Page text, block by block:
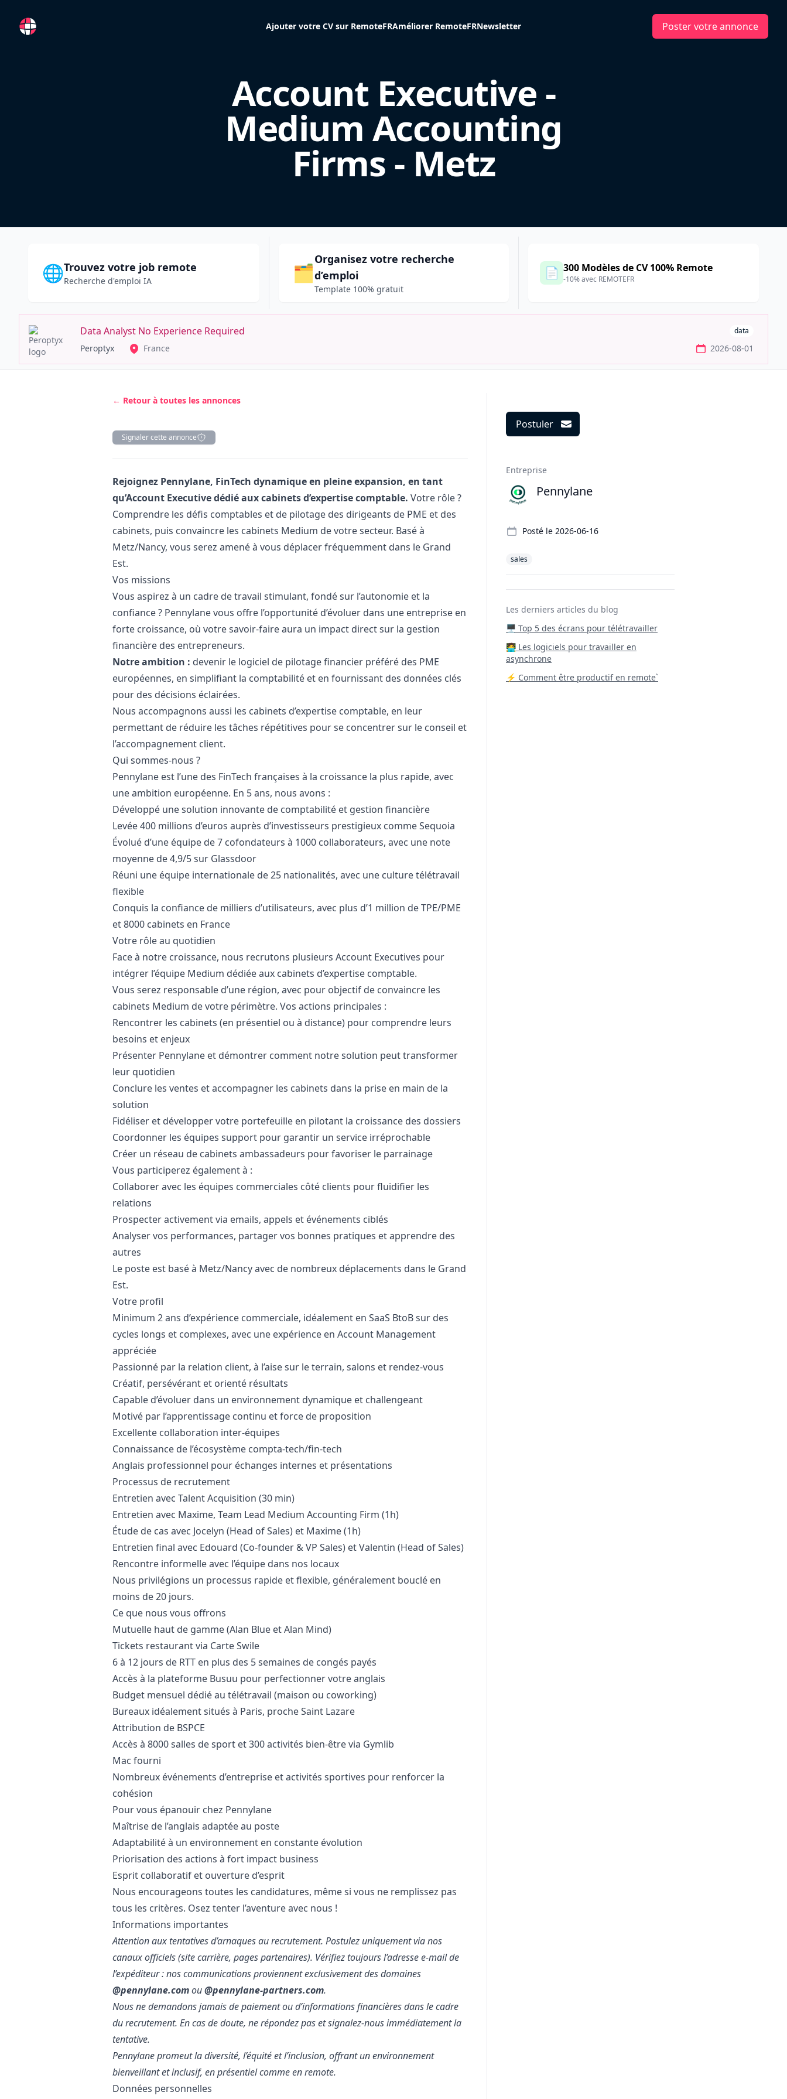
RemoteFR Ajouter votre CV sur RemoteFRAméliorer RemoteFRNewsletter Poster votre annonce
Account Executive -
Medium Accounting
Firms - Metz
🌐Trouvez votre job remote
Recherche d'emploi IA 🗂️
Organisez votre recherche
d’emploi
Template 100% gratuit
📄 300 Modèles de CV 100% Remote
-10% avec REMOTEFR
Data Analyst No Experience Required data
Peroptyx France 2026-08-01
← Retour à toutes les annonces
Signaler cette annonce
Description
Rejoignez Pennylane, FinTech dynamique en pleine expansion, en tant
qu’Account Executive dédié aux cabinets d’expertise comptable. Votre rôle ?
Comprendre les défis comptables et de pilotage des dirigeants de PME et des
cabinets, puis convaincre les cabinets Medium de votre secteur. Basé à
Metz/Nancy, vous serez amené à vous déplacer fréquemment dans le Grand
Est.
Vos missions
Vous aspirez à un cadre de travail stimulant, fondé sur l’autonomie et la
confiance ? Pennylane vous offre l’opportunité d’évoluer dans une entreprise en
forte croissance, où votre savoir-faire aura un impact direct sur la gestion
financière des entrepreneurs.
Notre ambition : devenir le logiciel de pilotage financier préféré des PME
européennes, en simplifiant la comptabilité et en fournissant des données clés
pour des décisions éclairées.
Nous accompagnons aussi les cabinets d’expertise comptable, en leur
permettant de réduire les tâches répétitives pour se concentrer sur le conseil et
l’accompagnement client.
Qui sommes-nous ?
Pennylane est l’une des FinTech françaises à la croissance la plus rapide, avec
une ambition européenne. En 5 ans, nous avons :
Développé une solution innovante de comptabilité et gestion financière
Levée 400 millions d’euros auprès d’investisseurs prestigieux comme Sequoia
Évolué d’une équipe de 7 cofondateurs à 1000 collaborateurs, avec une note
moyenne de 4,9/5 sur Glassdoor
Réuni une équipe internationale de 25 nationalités, avec une culture télétravail
flexible
Conquis la confiance de milliers d’utilisateurs, avec plus d’1 million de TPE/PME
et 8000 cabinets en France
Votre rôle au quotidien
Face à notre croissance, nous recrutons plusieurs Account Executives pour
intégrer l’équipe Medium dédiée aux cabinets d’expertise comptable.
Vous serez responsable d’une région, avec pour objectif de convaincre les
cabinets Medium de votre périmètre. Vos actions principales :
Rencontrer les cabinets (en présentiel ou à distance) pour comprendre leurs
besoins et enjeux
Présenter Pennylane et démontrer comment notre solution peut transformer
leur quotidien
Conclure les ventes et accompagner les cabinets dans la prise en main de la
solution
Fidéliser et développer votre portefeuille en pilotant la croissance des dossiers
Coordonner les équipes support pour garantir un service irréprochable
Créer un réseau de cabinets ambassadeurs pour favoriser le parrainage
Vous participerez également à :
Collaborer avec les équipes commerciales côté clients pour fluidifier les
relations
Prospecter activement via emails, appels et événements ciblés
Analyser vos performances, partager vos bonnes pratiques et apprendre des
autres
Le poste est basé à Metz/Nancy avec de nombreux déplacements dans le Grand
Est.
Votre profil
Minimum 2 ans d’expérience commerciale, idéalement en SaaS BtoB sur des
cycles longs et complexes, avec une expérience en Account Management
appréciée
Passionné par la relation client, à l’aise sur le terrain, salons et rendez-vous
Créatif, persévérant et orienté résultats
Capable d’évoluer dans un environnement dynamique et challengeant
Motivé par l’apprentissage continu et force de proposition
Excellente collaboration inter-équipes
Connaissance de l’écosystème compta-tech/fin-tech
Anglais professionnel pour échanges internes et présentations
Processus de recrutement
Entretien avec Talent Acquisition (30 min)
Entretien avec Maxime, Team Lead Medium Accounting Firm (1h)
Étude de cas avec Jocelyn (Head of Sales) et Maxime (1h)
Entretien final avec Edouard (Co-founder & VP Sales) et Valentin (Head of Sales)
Rencontre informelle avec l’équipe dans nos locaux
Nous privilégions un processus rapide et flexible, généralement bouclé en
moins de 20 jours.
Ce que nous vous offrons
Mutuelle haut de gamme (Alan Blue et Alan Mind)
Tickets restaurant via Carte Swile
6 à 12 jours de RTT en plus des 5 semaines de congés payés
Accès à la plateforme Busuu pour perfectionner votre anglais
Budget mensuel dédié au télétravail (maison ou coworking)
Bureaux idéalement situés à Paris, proche Saint Lazare
Attribution de BSPCE
Accès à 8000 salles de sport et 300 activités bien-être via Gymlib
Mac fourni
Nombreux événements d’entreprise et activités sportives pour renforcer la
cohésion
Pour vous épanouir chez Pennylane
Maîtrise de l’anglais adaptée au poste
Adaptabilité à un environnement en constante évolution
Priorisation des actions à fort impact business
Esprit collaboratif et ouverture d’esprit
Nous encourageons toutes les candidatures, même si vous ne remplissez pas
tous les critères. Osez tenter l’aventure avec nous !
Informations importantes
Attention aux tentatives d’arnaques au recrutement. Postulez uniquement via nos
canaux officiels (site carrière, pages partenaires). Vérifiez toujours l’adresse e-mail de
l’expéditeur : nos communications proviennent exclusivement des domaines
@pennylane.comou@pennylane-partners.com.
Nous ne demandons jamais de paiement ou d’informations financières dans le cadre
du recrutement. En cas de doute, ne répondez pas et signalez-nous immédiatement la
tentative.
Pennylane promeut la diversité, l’équité et l’inclusion, offrant un environnement
bienveillant et inclusif, en présentiel comme en remote.
Données personnelles
Postuler
Entreprise
Pennylane
Posté le 2026-06-16
sales
Les derniers articles du blog
🖥️ Top 5 des écrans pour télétravailler
‍🧑‍💻 Les logiciels pour travailler en
asynchrone
⚡ Comment être productif en remote`